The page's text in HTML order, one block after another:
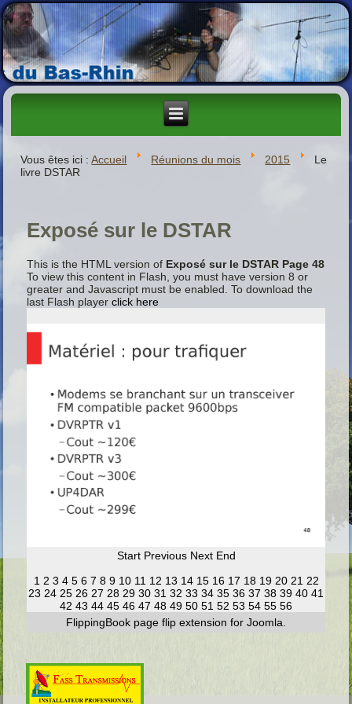
Vous êtes ici :Accueil Réunions du mois 2015
Le
livre DSTAR
Exposé sur le DSTAR
This is the HTML version of Exposé sur le DSTAR Page 48
To view this content in Flash, you must have version 8 or
greater and Javascript must be enabled. To download the
last Flash playerclick here
Start Previous Next End
1 2 3 4 5 6 7 8 9 10 11 12 13 14 15 16 17 18 19 20 21 22
23 24 25 26 27 28 29 30 31 32 33 34 35 36 37 38 39 40 41
42 43 44 45 46 47 48 49 50 51 52 53 54 55 56
FlippingBook page flip extension for Joomla.